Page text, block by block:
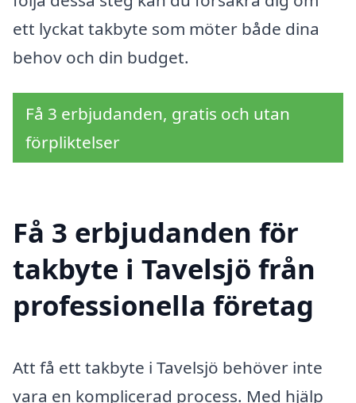
ett lyckat takbyte som möter både dina
behov och din budget.
Få 3 erbjudanden, gratis och utan
förpliktelser
Få 3 erbjudanden för
takbyte i Tavelsjö från
professionella företag
Att få ett takbyte i Tavelsjö behöver inte
vara en komplicerad process. Med hjälp